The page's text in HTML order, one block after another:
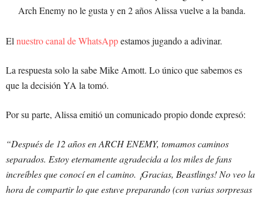
Arch Enemy no le gusta y en 2 años Alissa vuelve a la banda.
El nuestro canal de WhatsAppestamos jugando a adivinar.
La respuesta solo la sabe Mike Amott. Lo único que sabemos es
que la decisión YA la tomó.
Por su parte, Alissa emitió un comunicado propio donde expresó:
“Después de 12 años en ARCH ENEMY, tomamos caminos
separados. Estoy eternamente agradecida a los miles de fans
increíbles que conocí en el camino. ¡Gracias, Beastlings! No veo la
hora de compartir lo que estuve preparando (con varias sorpresas